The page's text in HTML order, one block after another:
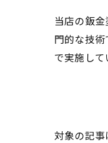
当店の鈑
門的な技
で実施して
対象の記